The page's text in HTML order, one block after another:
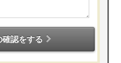
確認をする